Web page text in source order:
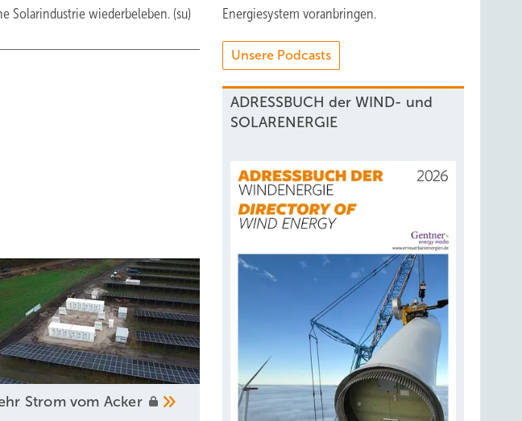
Solarindustrie wiederbeleben. (su)
Strom vom Acker
Energiesystem voranbringen.
Unsere Podcasts
ADRESSBUCH der WIND- und
SOLARENERGIE